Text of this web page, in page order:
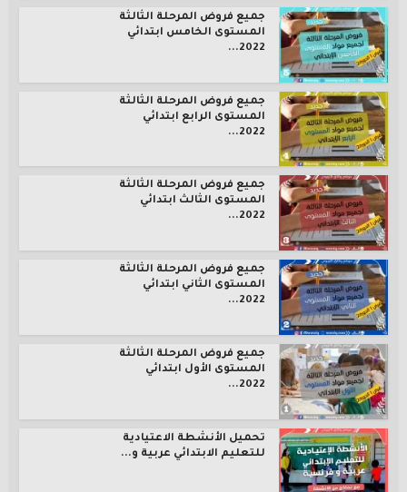
جميع فروض المرحلة الثالثة
المستوى الخامس ابتدائي
2022...
جميع فروض المرحلة الثالثة
المستوى الرابع ابتدائي
2022...
جميع فروض المرحلة الثالثة
المستوى الثالث ابتدائي
2022...
جميع فروض المرحلة الثالثة
المستوى الثاني ابتدائي
2022...
جميع فروض المرحلة الثالثة
المستوى الأول ابتدائي
2022...
تحميل الأنشطة الاعتيادية
للتعليم الابتدائي عربية و...